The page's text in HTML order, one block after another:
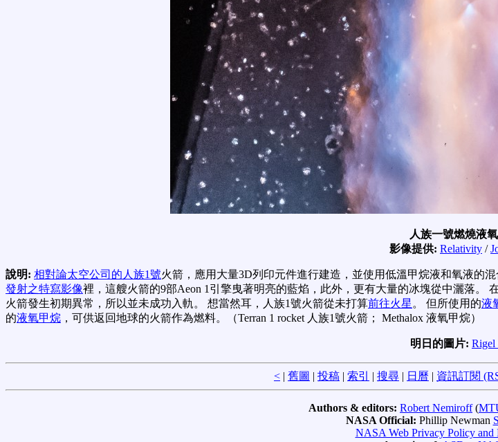
人族一號燃燒液
影像提供: Relativity /
說明: 相對論太空公司的人族1號火箭，應用大量3D列印元件進行建造，並使用低溫甲烷液和氧液的
發射之特寫影像裡，這艘火箭的9部Aeon 1引擎曳著明亮的藍焰，此外，更有大量的冰塊從中灑落。
火箭發生初期異常，所以並未成功入軌。 想當然耳，人族1號火箭從未打算前往火星 。 但所使用的液
的液氧甲烷 ，可供返回地球的火箭作為燃料。（Terran 1 rocket 人族1號火箭； Methalox 液氧甲烷）
明日的圖片: Rigel
< | 舊圖 | 投稿 | 索引 | 搜尋 | 日曆 | 資訊訂閱
Authors & editors: Robert Nemiroff(
NASA Official: Phillip Newman
NASA Web Privacy Policy and